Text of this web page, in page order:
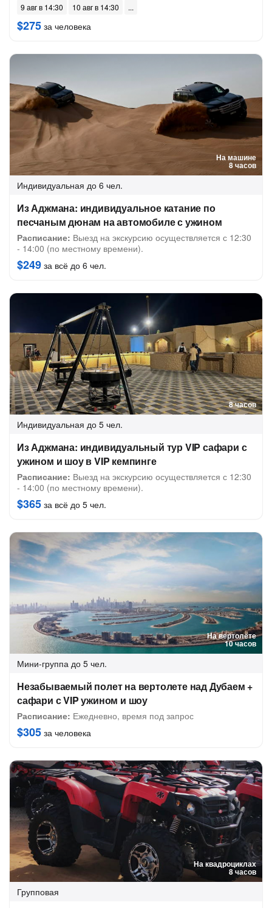
9 авг в 14:30 10 авг в 14:30
$275 за человека
На машине
8 часов
Индивидуальная до 6 чел.
Из Аджмана: индивидуальное катание по
песчаным дюнам на автомобиле с ужином
Расписание: Выезд на экскурсию осуществляется с 12:30
- 14:00 (по местному времени).
$249 за всё до 6 чел.
8 часов
Индивидуальная до 5 чел.
Из Аджмана: индивидуальный тур VIP сафари с
ужином и шоу в VIP кемпинге
Расписание: Выезд на экскурсию осуществляется с 12:30
- 14:00 (по местному времени).
$365 за всё до 5 чел.
На вертолёте
10 часов
Мини-группа до 5 чел.
Незабываемый полет на вертолете над Дубаем +
сафари с VIP ужином и шоу
Расписание: Ежедневно, время под запрос
$305 за человека
На квадроциклах
8 часов
Групповая